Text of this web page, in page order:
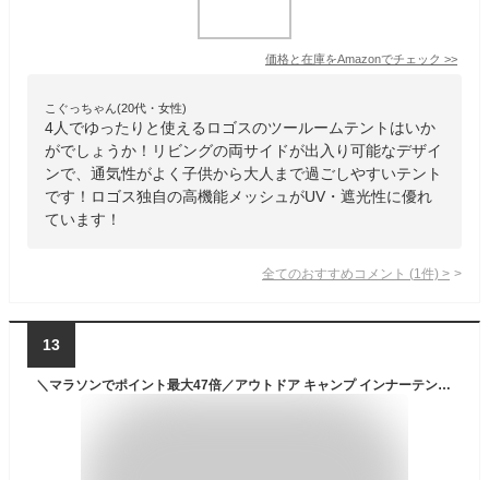
価格と在庫をAmazonでチェック >>
こぐっちゃん(20代・女性)
4人でゆったりと使えるロゴスのツールームテントはいか
がでしょうか！リビングの両サイドが出入り可能なデザイ
ンで、通気性がよく子供から大人まで過ごしやすいテント
です！ロゴス独自の高機能メッシュがUV・遮光性に優れ
ています！
全てのおすすめコメント (1 件) >
13
＼マラソンでポイント最大47倍／アウトドア キャンプ インナーテント オクタゴン専用 吊り下げ式 居住スペース LOGOS オクタゴン インナーテント-BB（GB＆neos用）71459302 ロゴス 送料無料【SP】